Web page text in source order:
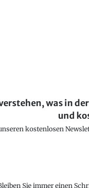
was in
und
kostenlosen
Sie immer einen